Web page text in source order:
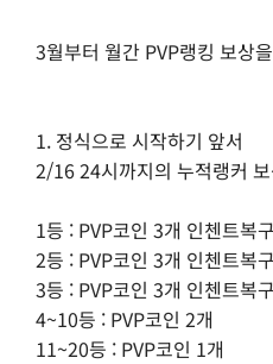
3월부터 월간 PVP랭킹 보상
1. 정식으로 시작하기 앞서
2/16 24시까지의 누적랭커
1등 : PVP코인 3개 인첸트복
2등 : PVP코인 3개 인첸트복
3등 : PVP코인 3개 인첸트복
4~10등 : PVP코인 2개
11~20등 : PVP코인 1개